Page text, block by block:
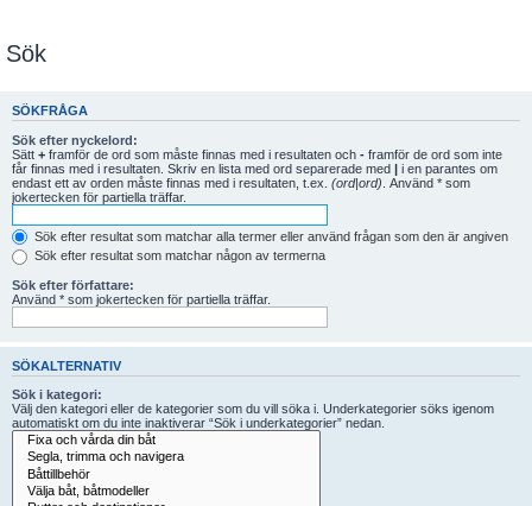
Sök
SÖKFRÅGA
Sök efter nyckelord:
Sätt + framför de ord som måste finnas med i resultaten och - framför de ord som inte
får finnas med i resultaten. Skriv en lista med ord separerade med | i en parantes om
endast ett av orden måste finnas med i resultaten, t.ex. (ord|ord) . Använd * som
jokertecken för partiella träffar.
Sök efter resultat som matchar alla termer eller använd frågan som den är angiven
Sök efter resultat som matchar någon av termerna
Sök efter författare:
Använd * som jokertecken för partiella träffar.
SÖKALTERNATIV
Sök i kategori:
Välj den kategori eller de kategorier som du vill söka i. Underkategorier söks igenom
automatiskt om du inte inaktiverar “Sök i underkategorier” nedan.